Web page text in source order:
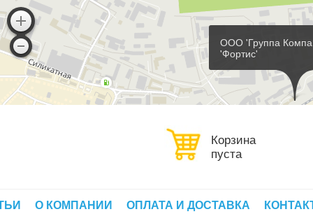
ООО 'Группа
'Фортис'
Корзина
пуста
О КОМПАНИИ ОПЛАТА И ДОСТАВКА